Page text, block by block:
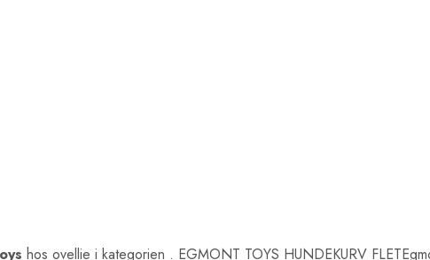
hos ovellie i kategorien . EGMONT TOYS HUNDEKURV